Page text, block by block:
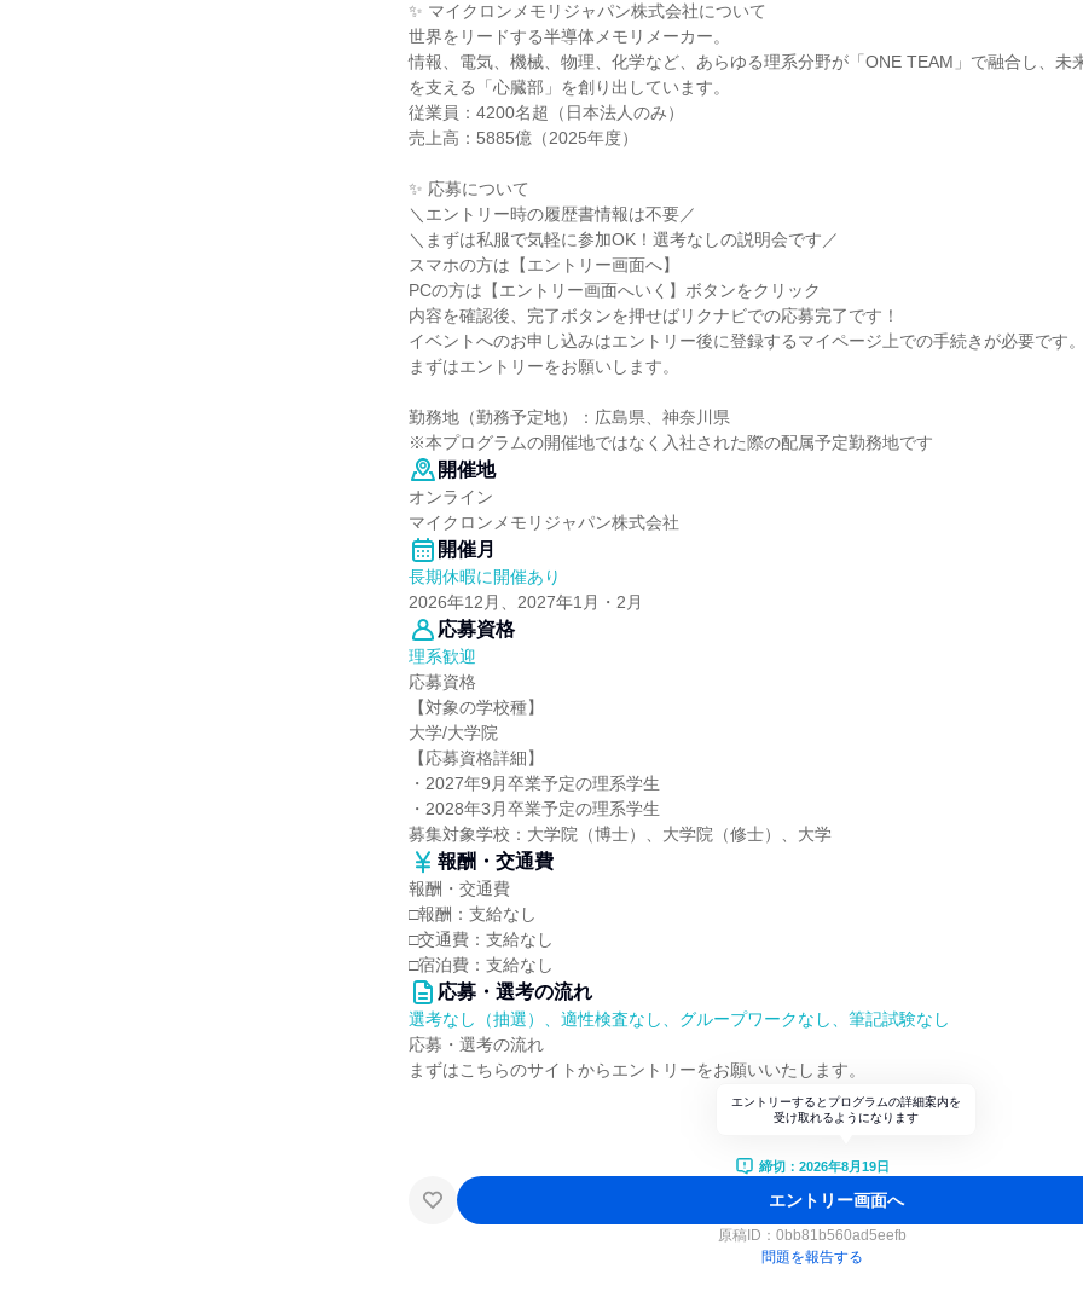
✨ マイクロンメモリジャパン株式会社について
世界をリードする半導体メモリメーカー。
情報、電気、機械、物理、化学など、あらゆる理系分野が「ONE TEAM」で融合し、未
を支える「心臓部」を創り出しています。
従業員：4200名超（日本法人のみ）
売上高：5885億（2025年度）
✨ 応募について
＼エントリー時の履歴書情報は不要／
＼まずは私服で気軽に参加OK！選考なしの説明会です／
スマホの方は【エントリー画面へ】
PCの方は【エントリー画面へいく】ボタンをクリック
内容を確認後、完了ボタンを押せばリクナビでの応募完了です！
イベントへのお申し込みはエントリー後に登録するマイページ上での手続きが必要です。
まずはエントリーをお願いします。
勤務地（勤務予定地）：広島県、神奈川県
※本プログラムの開催地ではなく入社された際の配属予定勤務地です
開催地
オンライン
マイクロンメモリジャパン株式会社
開催月
長期休暇に開催あり
2026年12月、2027年1月・2月
応募資格
理系歓迎
応募資格
【対象の学校種】
大学/大学院
【応募資格詳細】
・2027年9月卒業予定の理系学生
・2028年3月卒業予定の理系学生
募集対象学校：大学院（博士）、大学院（修士）、大学
報酬・交通費
報酬・交通費
□報酬：支給なし
□交通費：支給なし
□宿泊費：支給なし
応募・選考の流れ
選考なし（抽選）、適性検査なし、グループワークなし、筆記試験なし
応募・選考の流れ
まずはこちらのサイトからエントリーをお願いいたします。
エントリーするとプログラムの詳細案内を
受け取れるようになります
締切：2026年8月19日
エントリー画面へ
原稿ID： 0bb81b560ad5eefb
問題を報告する